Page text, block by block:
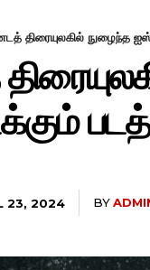
திரையுலகில் நுழைந்த
23, 2024 BY